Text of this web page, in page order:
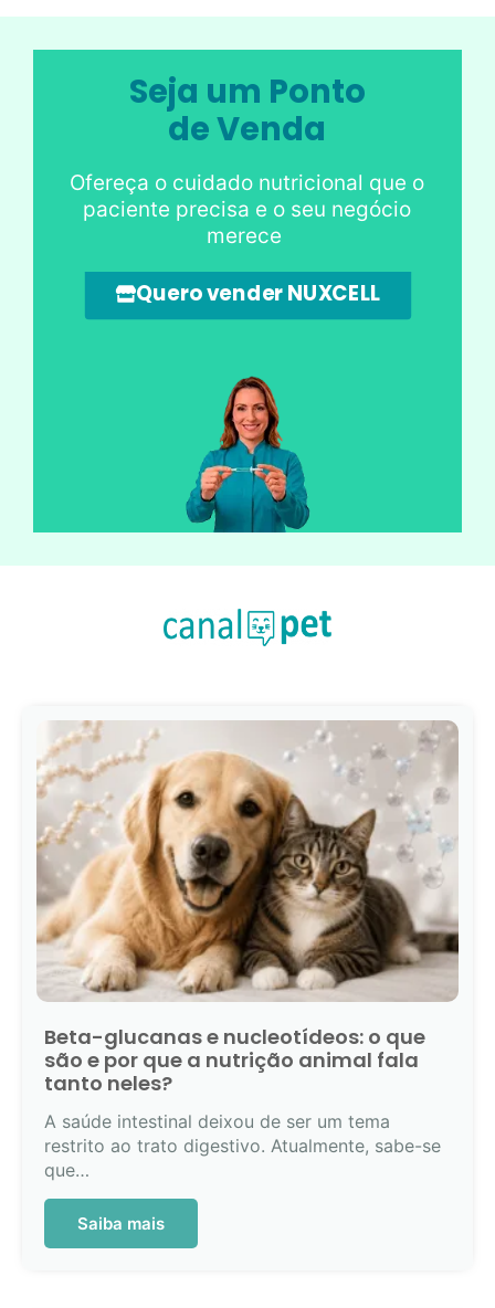
Quero vender NUXCELL
Seja um Ponto
de Venda
Ofereça o cuidado nutricional que o
paciente precisa e o seu negócio
merece
Beta-glucanas e nucleotídeos: o que
são e por que a nutrição animal fala
tanto neles?
A saúde intestinal deixou de ser um tema
restrito ao trato digestivo. Atualmente, sabe-se
que…
Saiba mais